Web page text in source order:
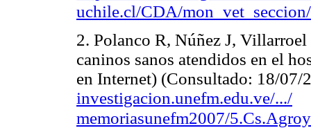
uchile.cl/CDA/
2. Polanco R, Núñez J,
caninos sanos atendidos en el
en Internet) (Consultado: 18/07/
investigacion.unefm.edu.ve/.../
memoriasunefm2007/